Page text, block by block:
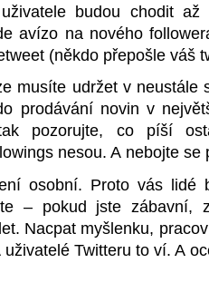
budou chodit
avízo na nového
(někdo přepošle váš
musíte udržet v neustále
prodávání novin v
pozorujte, co píší
nesou. A nebojte se
osobní. Proto vás lidé
– pokud jste zábavní,
Nacpat myšlenku,
Twitteru to ví. A